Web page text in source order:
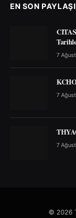
EN SON
7
7
7
© 2026